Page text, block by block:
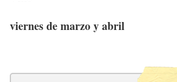
viernes de marzo y abril